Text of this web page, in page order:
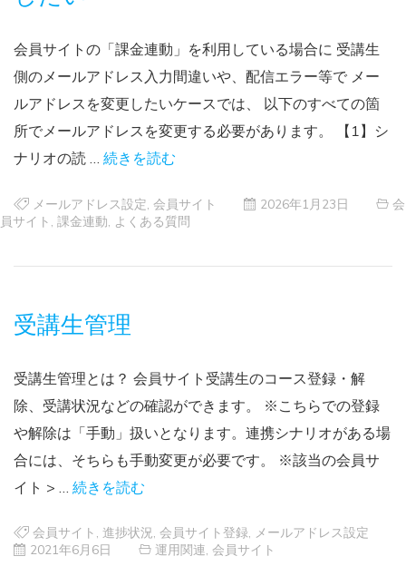
会員サイトの「課金連動」を利用している場合に 受講生
側のメールアドレス入力間違いや、配信エラー等で メー
ルアドレスを変更したいケースでは、 以下のすべての箇
所でメールアドレスを変更する必要があります。 【1】シ
ナリオの読 … 続きを読む
メールアドレス設定 会員サイト 2026年1月23日
会
員サイト 課金連動 よくある質問
受講生管理
受講生管理とは？ 会員サイト受講生のコース登録・解
除、受講状況などの確認ができます。 ※こちらでの登録
や解除は「手動」扱いとなります。連携シナリオがある場
合には、そちらも手動変更が必要です。 ※該当の会員サ
イト > … 続きを読む
会員サイト 進捗状況 会員サイト登録
メールアドレス設定
2021年6月6日
運用関連 会員サイト